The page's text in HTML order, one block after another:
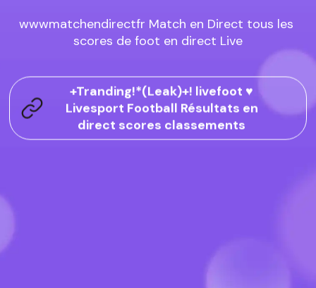
wwwmatchendirectfr Match en Direct tous les
scores de foot en direct Live
+Tranding!*(Leak)+! livefoot ♥️
Livesport Football Résultats en
direct scores classements